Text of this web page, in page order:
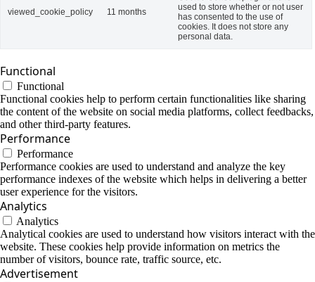
viewed_cookie_policy 11 months
used to store whether or not user
has consented to the use of
cookies. It does not store any
personal data.
Functional
Functional
Functional cookies help to perform certain functionalities like sharing
the content of the website on social media platforms, collect feedbacks,
and other third-party features.
Performance
Performance
Performance cookies are used to understand and analyze the key
performance indexes of the website which helps in delivering a better
user experience for the visitors.
Analytics
Analytics
Analytical cookies are used to understand how visitors interact with the
website. These cookies help provide information on metrics the
number of visitors, bounce rate, traffic source, etc.
Advertisement